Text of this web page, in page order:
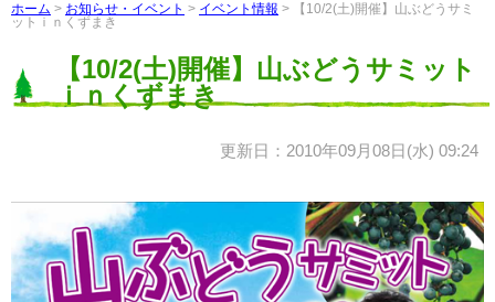
ホーム > お知らせ・イベント > イベント情報 > 【10/2(土)開催】山ぶどうサミ
ットｉｎくずまき
【10/2(土)開催】山ぶどうサミット
ｉｎくずまき
更新日：2010年09月08日(水) 09:24